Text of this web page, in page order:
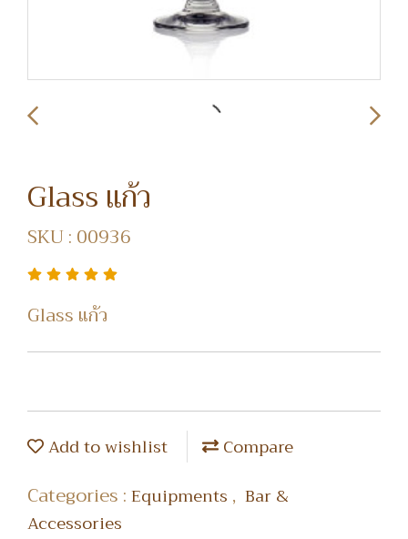
Glass แก้ว
SKU : 00936
Glass แก้ว
Add to wishlist Compare
Categories :Equipments , Bar &
Accessories